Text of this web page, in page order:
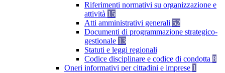
Riferimenti normativi su organizzazione e
attività 15
Atti amministrativi generali 52
Documenti di programmazione strategico-
gestionale 13
Statuti e leggi regionali
Codice disciplinare e codice di condotta 8
Oneri informativi per cittadini e imprese 1